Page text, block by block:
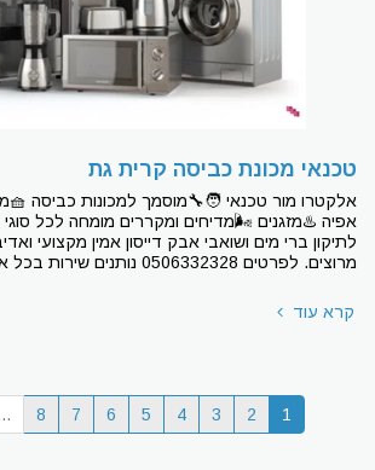
טכנאי מכונת כביסה קרית גת
אלקטרו מור טכנאי 🧑‍🔧מוסמך למכונות כביסה
אפיה ♨מזגנים 🌬מדיחים ומקררים מומחה לכל
לתיקון ברי מים ושואבי אבק דייסון אמין מקצועי
מרוצים. לפרטים 0506332328 נותנים שירות בכל אזור במרכז!!!
קרא עוד
1
2
3
4
5
6
7
8